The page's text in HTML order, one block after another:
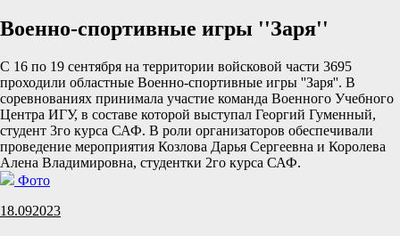
Военно-спортивные игры ''Заря''
С 16 по 19 сентября на территории войсковой части 3695
проходили областные Военно-спортивные игры ''Заря''. В
соревнованиях принимала участие команда Военного Учебного
Центра ИГУ, в составе которой выступал Георгий Гуменный,
студент 3го курса САФ. В роли организаторов обеспечивали
проведение мероприятия Козлова Дарья Сергеевна и Королева
Алена Владимировна, студентки 2го курса САФ.
Фото
18.092023